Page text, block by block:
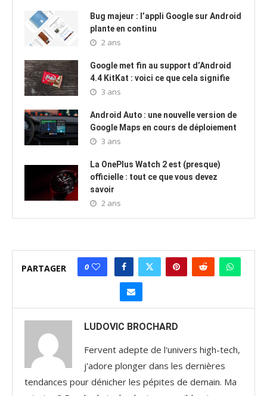
Bug majeur : l’appli Google sur Android
plante en continu
2 ans
Google met fin au support d’Android
4.4 KitKat : voici ce que cela signifie
3 ans
Android Auto : une nouvelle version de
Google Maps en cours de déploiement
3 ans
La OnePlus Watch 2 est (presque)
officielle : tout ce que vous devez
savoir
2 ans
PARTAGER 0
LUDOVIC BROCHARD
Fervent adepte de l'univers high-tech,
j'adore plonger dans les dernières
tendances pour dénicher les pépites de demain. Ma